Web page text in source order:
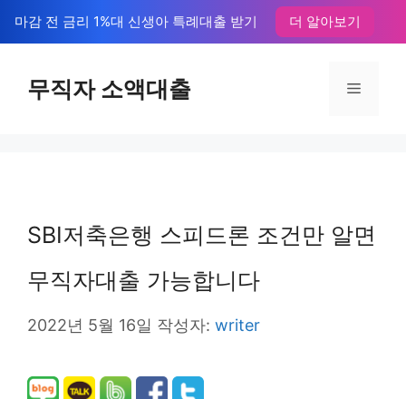
텐
마감 전 금리 1%대 신생아 특례대출 받기 더 알아보기
무직자 소액대출 메
SBI저축은행 스피드론 조건만 알면
무직자대출 가능합니다
2022년 5월 16일 작성자: writer